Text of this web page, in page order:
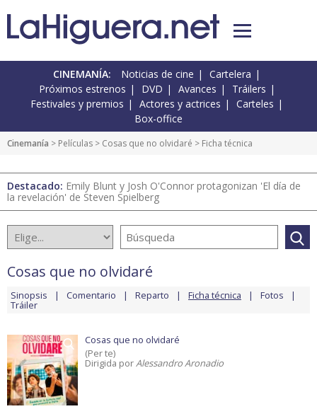
CINEMANÍA: Noticias de cine
Cartelera
Próximos estrenos
DVD Avances
Tráilers
Festivales y premios
Actores y actrices
Carteles
Box-office
Cinemanía > Películas > Cosas que no olvidaré > Ficha técnica
Destacado: Emily Blunt y Josh O'Connor protagonizan 'El día de
la revelación' de Steven Spielberg
Cosas que no olvidaré
Sinopsis Comentario Reparto Ficha técnica Fotos
Tráiler
Cosas que no olvidaré
(Per te)
Dirigida porAlessandro Aronadio